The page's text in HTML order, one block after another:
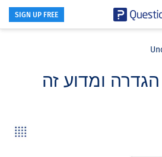
SIGN UP FREE
הגדרה ומדוע זה